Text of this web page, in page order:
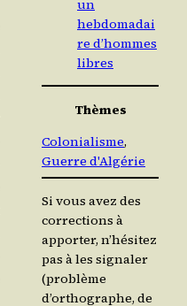
un
hebdomadai
re d’hommes
libres
Thèmes
Colonialisme
Guerre d'Algérie
Si vous avez des
corrections à
apporter, n’hésitez
pas à les signaler
(problème
d’orthographe, de